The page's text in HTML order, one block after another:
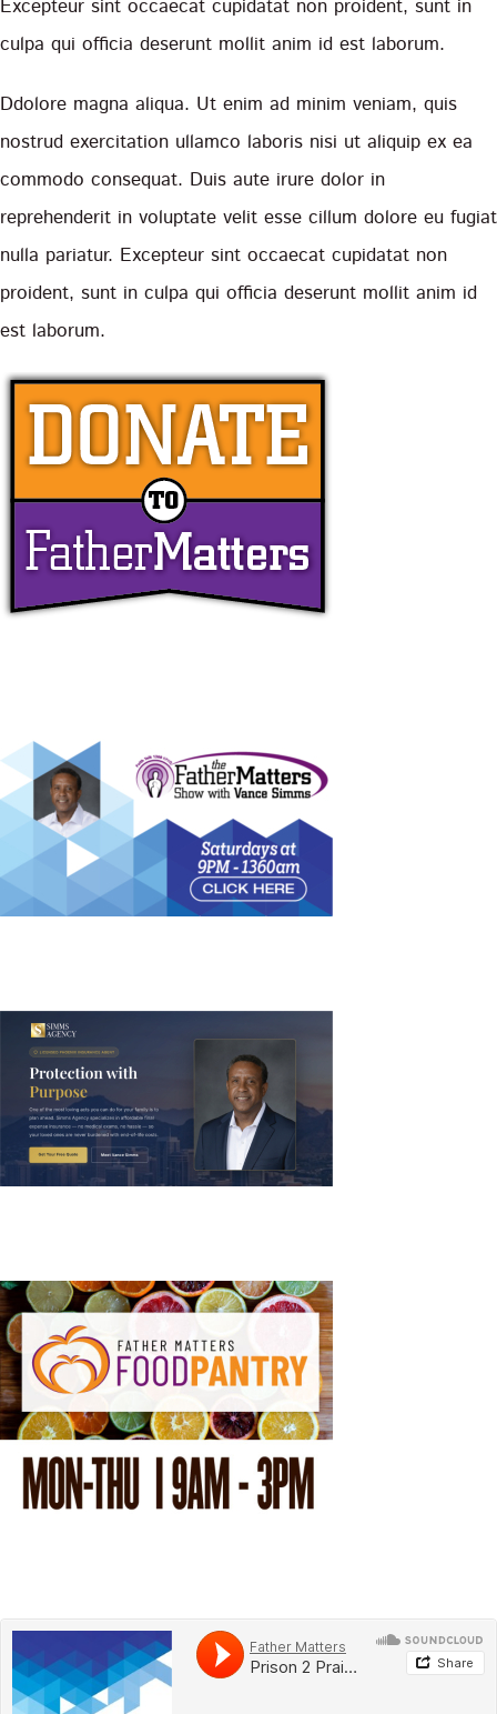
Excepteur sint occaecat cupidatat non proident, sunt in
culpa qui officia deserunt mollit anim id est laborum.
Ddolore magna aliqua. Ut enim ad minim veniam, quis
nostrud exercitation ullamco laboris nisi ut aliquip ex ea
commodo consequat. Duis aute irure dolor in
reprehenderit in voluptate velit esse cillum dolore eu fugiat
nulla pariatur. Excepteur sint occaecat cupidatat non
proident, sunt in culpa qui officia deserunt mollit anim id
est laborum.